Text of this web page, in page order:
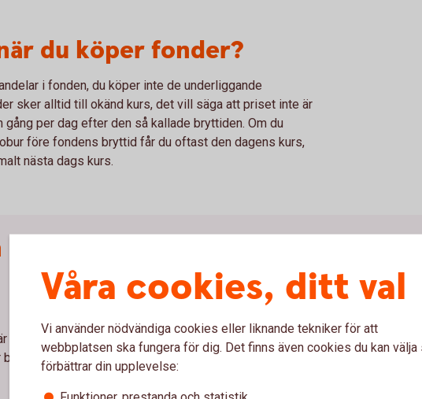
du köper fonder?
i fonden, du köper inte de underliggande
sker alltid till okänd kurs, det vill säga att priset inte är
gång per dag efter den så kallade bryttiden. Om du
före fondens bryttid får du oftast den dagens kurs,
nästa dags kurs.
du senast måste lägga din order för att få den fondkurs
Våra cookies, ditt val
Vi använder nödvändiga cookies eller liknande tekniker för att
webbplatsen ska fungera för dig. Det finns även cookies du kan välja
förbättrar din upplevelse: